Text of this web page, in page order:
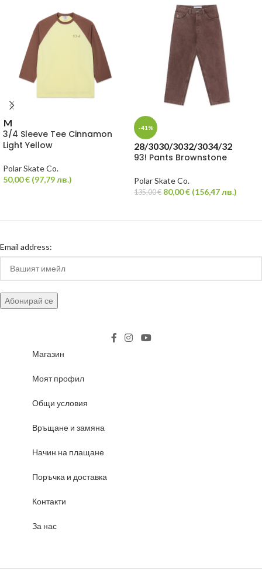
M
3/4 Sleeve Tee Cinnamon
Light Yellow
Polar Skate Co.
50,00€ (97,79лв.)
-41%
28/3030/3032/3034/32
93! Pants Brownstone
Polar Skate Co.
135,00€ 80,00€ (156,47лв.)
Email address:
Магазин
Моят профил
Общи условия
Връщане и замяна
Начин на плащане
Поръчка и доставка
Контакти
За нас